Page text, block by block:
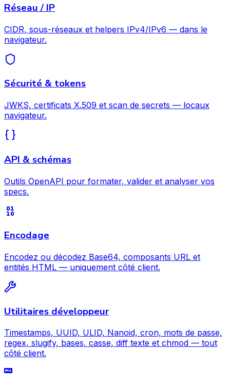
Réseau / IP
CIDR, sous-réseaux et helpers IPv4/IPv6 — dans le
navigateur.
Sécurité & tokens
JWKS, certificats X.509 et scan de secrets — locaux
navigateur.
API & schémas
Outils OpenAPI pour formater, valider et analyser vos
specs.
Encodage
Encodez ou décodez Base64, composants URL et
entités HTML — uniquement côté client.
Utilitaires développeur
Timestamps, UUID, ULID, Nanoid, cron, mots de passe,
regex, slugify, bases, casse, diff texte et chmod — tout
côté client.